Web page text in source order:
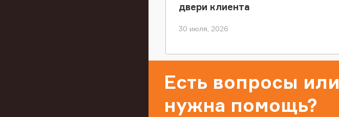
двери клиента
30 июля, 2026
Есть вопросы или
нужна помощь?